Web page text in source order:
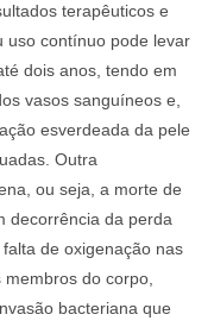
terapêuticos e
uso contínuo pode levar
dois anos, tendo em
vasos sanguíneos e,
esverdeada da pele
Outra
ou seja, a morte de
decorrência da perda
de oxigenação nas
do corpo,
bacteriana que